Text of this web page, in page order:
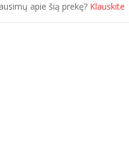
apie šią prekę? Klauskite